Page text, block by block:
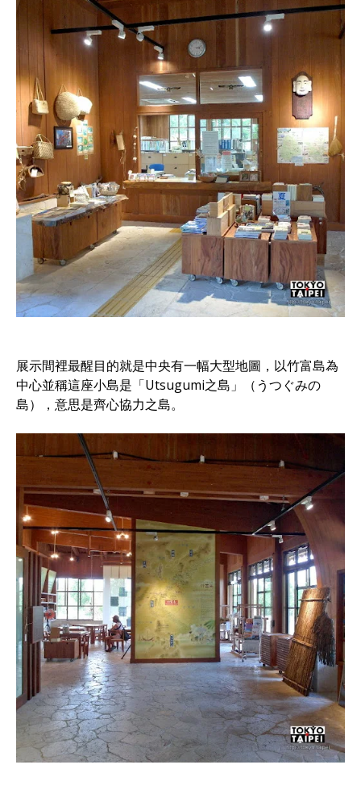
展示間裡最醒目的就是中央有一幅大型地圖，以竹富島為
中心並稱這座小島是「Utsugumi之島」（うつぐみの
島），意思是齊心協力之島。